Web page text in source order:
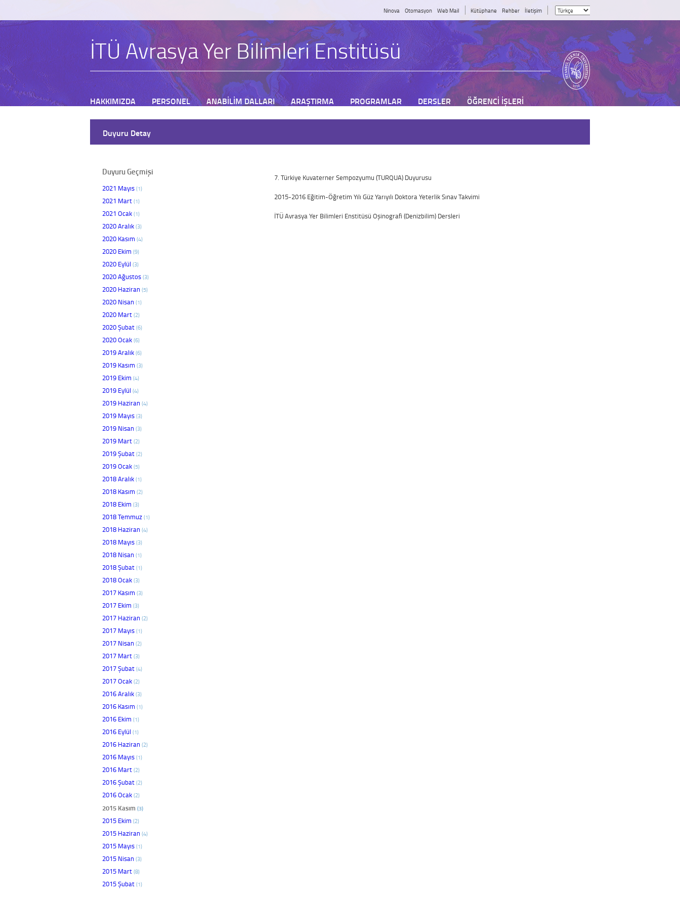
Ninova Otomasyon Web Mail Kütüphane Rehber İletişim
İTÜ Avrasya Yer Bilimleri Enstitüsü
HAKKIMIZDA PERSONEL ANABİLİM DALLARI ARAŞTIRMA PROGRAMLAR DERSLER
ÖĞRENCİ İŞLERİ
Duyuru Detay
Duyuru Geçmişi
2021 Mayıs (1)
2021 Mart (1)
2021 Ocak (1)
2020 Aralık (3)
2020 Kasım (4)
2020 Ekim (9)
2020 Eylül (3)
2020 Ağustos (3)
2020 Haziran (5)
2020 Nisan (1)
2020 Mart (2)
2020 Şubat (6)
2020 Ocak (6)
2019 Aralık (6)
2019 Kasım (3)
2019 Ekim (4)
2019 Eylül (4)
2019 Haziran (4)
2019 Mayıs (3)
2019 Nisan (3)
2019 Mart (2)
2019 Şubat (2)
2019 Ocak (5)
2018 Aralık (1)
2018 Kasım (2)
2018 Ekim (3)
2018 Temmuz (1)
2018 Haziran (4)
2018 Mayıs (3)
2018 Nisan (1)
2018 Şubat (1)
2018 Ocak (3)
2017 Kasım (3)
2017 Ekim (3)
2017 Haziran (2)
2017 Mayıs (1)
2017 Nisan (2)
2017 Mart (3)
2017 Şubat (4)
2017 Ocak (2)
2016 Aralık (3)
2016 Kasım (1)
2016 Ekim (1)
2016 Eylül (1)
2016 Haziran (2)
2016 Mayıs (1)
2016 Mart (2)
2016 Şubat (2)
2016 Ocak (2)
2015 Kasım (3)
2015 Ekim (2)
2015 Haziran (4)
2015 Mayıs (1)
2015 Nisan (3)
2015 Mart (8)
2015 Şubat (1)
7. Türkiye Kuvaterner Sempozyumu (TURQUA) Duyurusu
2015-2016 Eğitim-Öğretim Yılı Güz Yarıyılı Doktora Yeterlik Sınav Takvimi
İTÜ Avrasya Yer Bilimleri Enstitüsü Oşinografi (Denizbilim) Dersleri